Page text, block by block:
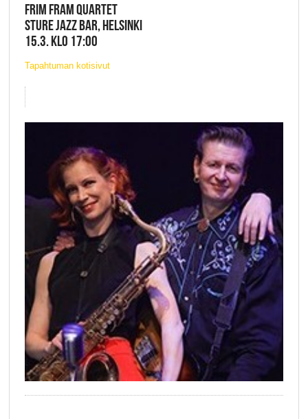
FRIM FRAM QUARTET
STURE JAZZ BAR, HELSINKI
15.3. KLO 17:00
Tapahtuman kotisivut